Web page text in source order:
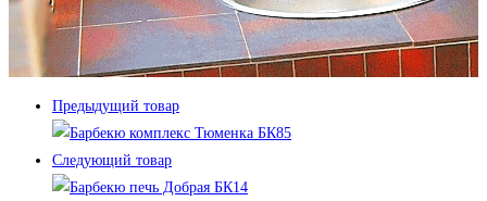
Предыдущий товар
Следующий товар